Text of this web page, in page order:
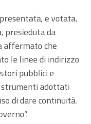
e votata,
presieduta da
affermato che
le linee di indirizzo
pubblici e
adottati
di dare continuità.